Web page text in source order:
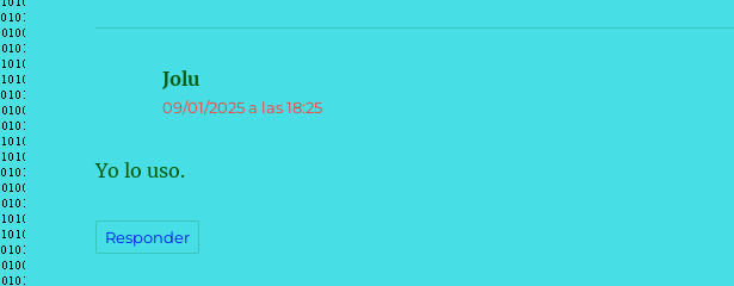
Jolu
09/01/2025 a las 18:25
Yo lo uso.
Responder